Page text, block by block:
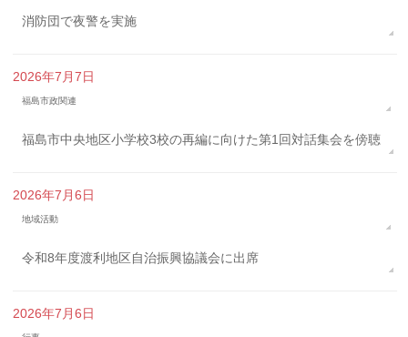
消防団で夜警を実施
2026年7月7日
福島市政関連
福島市中央地区小学校3校の再編に向けた第1回対話集会を傍聴
2026年7月6日
地域活動
令和8年度渡利地区自治振興協議会に出席
2026年7月6日